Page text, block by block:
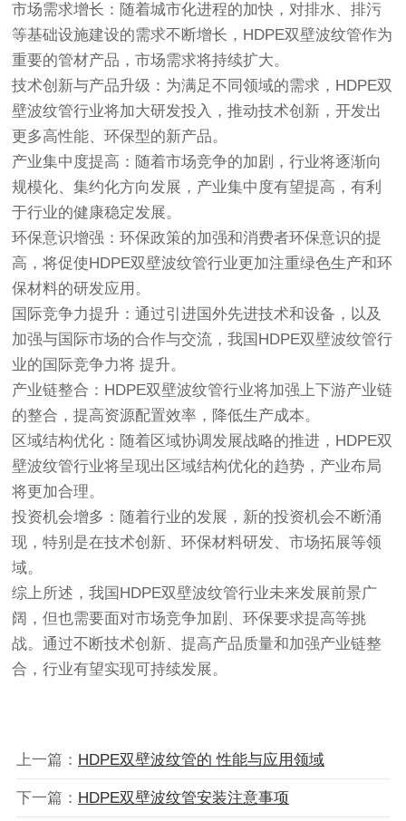
市场需求增长：随着城市化进程的加快，对排水、排污
等基础设施建设的需求不断增长，HDPE双壁波纹管作为
重要的管材产品，市场需求将持续扩大。
技术创新与产品升级：为满足不同领域的需求，HDPE双
壁波纹管行业将加大研发投入，推动技术创新，开发出
更多高性能、环保型的新产品。
产业集中度提高：随着市场竞争的加剧，行业将逐渐向
规模化、集约化方向发展，产业集中度有望提高，有利
于行业的健康稳定发展。
环保意识增强：环保政策的加强和消费者环保意识的提
高，将促使HDPE双壁波纹管行业更加注重绿色生产和环
保材料的研发应用。
国际竞争力提升：通过引进国外先进技术和设备，以及
加强与国际市场的合作与交流，我国HDPE双壁波纹管行
业的国际竞争力将 提升。
产业链整合：HDPE双壁波纹管行业将加强上下游产业链
的整合，提高资源配置效率，降低生产成本。
区域结构优化：随着区域协调发展战略的推进，HDPE双
壁波纹管行业将呈现出区域结构优化的趋势，产业布局
将更加合理。
投资机会增多：随着行业的发展，新的投资机会不断涌
现，特别是在技术创新、环保材料研发、市场拓展等领
域。
综上所述，我国HDPE双壁波纹管行业未来发展前景广
阔，但也需要面对市场竞争加剧、环保要求提高等挑
战。通过不断技术创新、提高产品质量和加强产业链整
合，行业有望实现可持续发展。
上一篇： HDPE双壁波纹管的 性能与应用领域
下一篇： HDPE双壁波纹管安装注意事项